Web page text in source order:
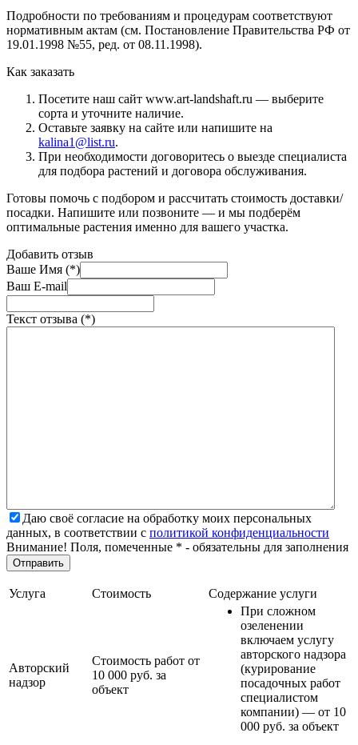
Подробности по требованиям и процедурам соответствуют
нормативным актам (см. Постановление Правительства РФ от
19.01.1998 №55, ред. от 08.11.1998).
Как заказать
Посетите наш сайт www.art-landshaft.ru — выберите
сорта и уточните наличие.
Оставьте заявку на сайте или напишите на
kalina1@list.ru.
При необходимости договоритесь о выезде специалиста
для подбора растений и договора обслуживания.
Готовы помочь с подбором и рассчитать стоимость доставки/
посадки. Напишите или позвоните — и мы подберём
оптимальные растения именно для вашего участка.
Добавить отзыв
Ваше Имя (*)
Ваш E-mail
Текст отзыва (*)
Даю своё согласие на обработку моих персональных
данных, в соответствии с политикой конфиденциальности
Внимание! Поля, помеченные * - обязательны для заполнения
Услуга Стоимость Содержание услуги
Авторский
надзор
Стоимость работ от
10 000 руб. за
объект
При сложном
озеленении
включаем услугу
авторского надзора
(курирование
посадочных работ
специалистом
компании) — от 10
000 руб. за объект